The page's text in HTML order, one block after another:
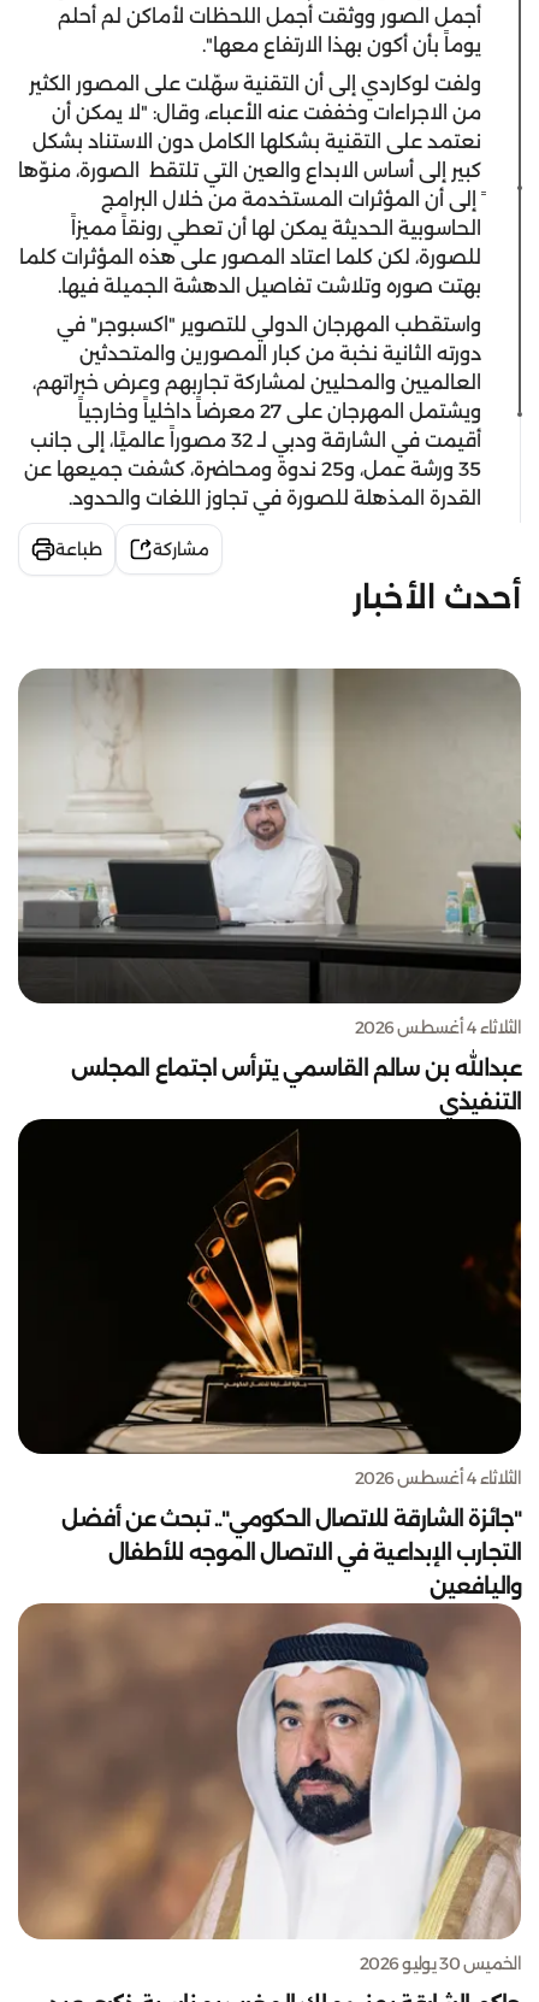
أجمل الصور ووثقت أجمل اللحظات لأماكن لم أحلم
يوماً بأن أكون بهذا الارتفاع معها".
ولفت لوكاردي إلى أن التقنية سهّلت على المصور الكثير
من الاجراءات وخففت عنه الأعباء، وقال: "لا يمكن أن
نعتمد على التقنية بشكلها الكامل دون الاستناد بشكل
كبير إلى أساس الابداع والعين التي تلتقط
الصورة، منوّها
ً إلى أن المؤثرات المستخدمة من خلال البرامج
الحاسوبية الحديثة يمكن لها أن تعطي رونقاً مميزاً
للصورة، لكن كلما اعتاد المصور على هذه المؤثرات كلما
بهتت صوره وتلاشت تفاصيل الدهشة الجميلة فيها.
واستقطب المهرجان الدولي للتصوير "اكسبوجر" في
دورته الثانية نخبة من كبار المصورين والمتحدثين
العالميين والمحليين لمشاركة تجاربهم وعرض خبراتهم،
ويشتمل المهرجان على 27 معرضاً داخلياً وخارجياً
أقيمت في الشارقة ودبي لـ 32 مصوراً عالميًا، إلى جانب
35 ورشة عمل، و25 ندوة ومحاضرة، كشفت جميعها عن
القدرة المذهلة للصورة في تجاوز اللغات والحدود.
مشاركة طباعة
أحدث الأخبار
الثلاثاء 4 أغسطس 2026
عبدالله بن سالم القاسمي يترأس اجتماع المجلس
التنفيذي
الثلاثاء 4 أغسطس 2026
"جائزة الشارقة للاتصال الحكومي".. تبحث عن أفضل
التجارب الإبداعية في الاتصال الموجه للأطفال
واليافعين
الخميس 30 يوليو 2026